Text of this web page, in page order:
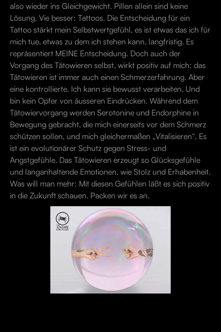
also wieder ins Gleichgewicht. Pillen allein sind keine
Lösung. Vie besser: Tattoos. Die Entscheidung für ein
Tattoo stärkt mein Selbstwertgefühl, es ist etwas das ich für
mich tue, etwas zu dem ich stehen kann, langfristig. Es
repräsentiert MEINE Entscheidung. Doch auch der
Vorgang des Tätowieren selbst, wirkt positiv auf mich: das
Tätowieren ist immer auch einen Schmerzerfahrung. Aber
eine kontrollierte. Ich kann sie bewusst verarbeiten. Und
bin kein Opfer von äusseren Eindrücken. Während dem
Tätowiervorgang werden Serotonine und Endorphine in
Bewegung gebracht, die mich einerseits vor dem Schmerz
schützen sollen, und mich gleichermaßen „Vitalisieren“. Es
ist ein evolutionärer Schutz gegen Stress- und
Angstgefühle. Das Tätowieren erzeugt so Glücksgefühle
und langanhaltende Emotionen, wie Stolz und Erhabenheit.
Was will man mehr: Mit diesen Gefühlen läßt es sich positiv
in die Zukunft schauen. Packen wir es an.